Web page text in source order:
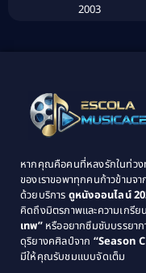
2003
1995
1993
1989
1987
1985
1983
หากคุณคือคนที่หลงรักในท่วง
ของเราขอพาทุกคนก้าวข้ามจ
ด้วยบริการ ดูหนังออนไลน์
คิดถึงมิตรภาพและความเกรีย
เทพ”หรืออยากซึมซับบรรยา
ดุริยางคศิลป์จาก “Season
มีให้คุณรับชมแบบจัดเต็ม